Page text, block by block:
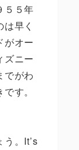
５５年
早く
がオー
ズニー
でがわ
す。
。It’s